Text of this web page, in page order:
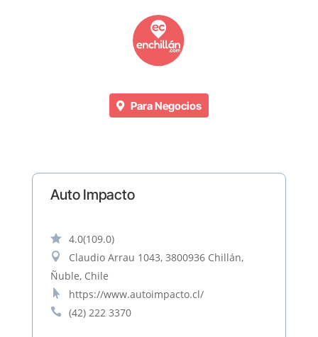
Para Negocios
Auto Impacto
 4.0(109.0)

Claudio Arrau 1043, 3800936 Chillán,
Ñuble, Chile
 https://www.autoimpacto.cl/
 (42) 222 3370